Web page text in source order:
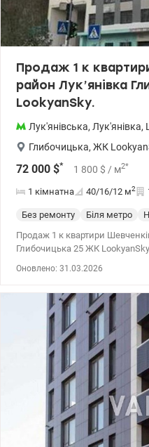
розв’язка, зупинки
хв.до ст. м. Лук’янівська у
Готова до швидкого продажу.
гривні, програму Е-оселя.
095-124-58-84, Ольга,
Продаж 1 к
район Лук’янівка
LookyanSky.
Лук'янівська, Лук'янівка,
Глибочицька, ЖК
72 000 $* 1 800 $ / м2*
1 кімнатна 40/16/12 м2
Без ремонту Біля метро
Продаж 1 к квартири
Глибочицька 25 ЖК LookyanSky. ЖК LookyanSky комфорт
кухня 12.92 кв.м. Стеля 2.7 м,
лічильники, гарячої та
Розвинена інфраструктура:
Контрактова площа до 15 хв,
комплекси, парки для
Білла та два Сільпо на вибір.
продукція завжди поруч – 13
ринку та 16 хвилин до відомого
Телефонуйте, будемо раді бачити
0679182169 Ціна 72000 у.о.
Оновлено: 31.03.2026